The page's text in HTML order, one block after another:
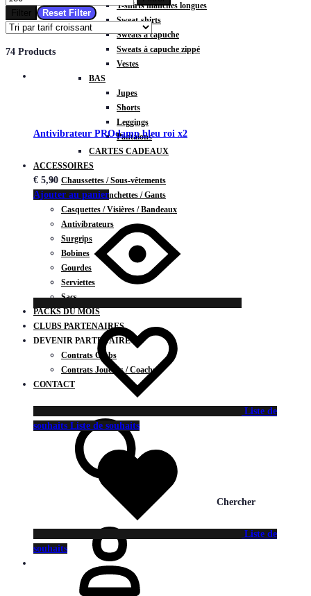
T-shirts manches longues
Sweat-shirts
Sweats à capuche
Sweats à capuche zippé
Vestes
BAS
Jupes
Shorts
Leggings
Pantalons
CARTES CADEAUX
ACCESSOIRES
Chaussettes / Sous-vêtements
Poignets / Manchettes / Gants
Casquettes / Visières / Bandeaux
Antivibrateurs
Surgrips
Bobines
Gourdes
Serviettes
Sacs
PACKS DU MOIS
CLUBS PARTENAIRES
DEVENIR PARTENAIRE
Contrats Clubs
Contrats Joueurs / Coachs
CONTACT
Chercher
Reset Filter
74 Products
Antivibrateur PROdamp bleu roi x2
€ 5,90
Ajouter au panier
Liste de
souhaits Liste de souhaits
Liste de
souhaits